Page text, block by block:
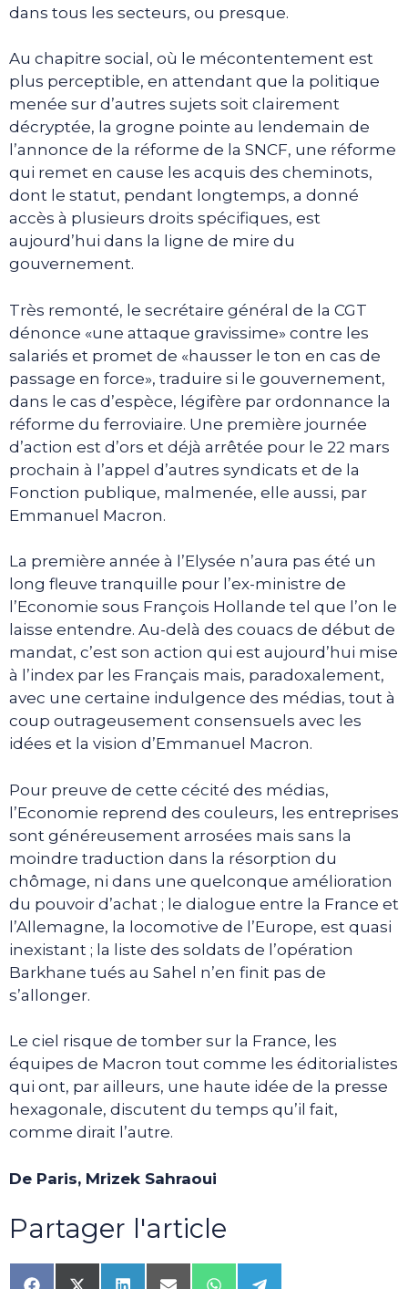
dans tous les secteurs, ou presque.
Au chapitre social, où le mécontentement est
plus perceptible, en attendant que la politique
menée sur d’autres sujets soit clairement
décryptée, la grogne pointe au lendemain de
l’annonce de la réforme de la SNCF, une réforme
qui remet en cause les acquis des cheminots,
dont le statut, pendant longtemps, a donné
accès à plusieurs droits spécifiques, est
aujourd’hui dans la ligne de mire du
gouvernement.
Très remonté, le secrétaire général de la CGT
dénonce «une attaque gravissime» contre les
salariés et promet de «hausser le ton en cas de
passage en force», traduire si le gouvernement,
dans le cas d’espèce, légifère par ordonnance la
réforme du ferroviaire. Une première journée
d’action est d’ors et déjà arrêtée pour le 22 mars
prochain à l’appel d’autres syndicats et de la
Fonction publique, malmenée, elle aussi, par
Emmanuel Macron.
La première année à l’Elysée n’aura pas été un
long fleuve tranquille pour l’ex-ministre de
l’Economie sous François Hollande tel que l’on le
laisse entendre. Au-delà des couacs de début de
mandat, c’est son action qui est aujourd’hui mise
à l’index par les Français mais, paradoxalement,
avec une certaine indulgence des médias, tout à
coup outrageusement consensuels avec les
idées et la vision d’Emmanuel Macron.
Pour preuve de cette cécité des médias,
l’Economie reprend des couleurs, les entreprises
sont généreusement arrosées mais sans la
moindre traduction dans la résorption du
chômage, ni dans une quelconque amélioration
du pouvoir d’achat ; le dialogue entre la France et
l’Allemagne, la locomotive de l’Europe, est quasi
inexistant ; la liste des soldats de l’opération
Barkhane tués au Sahel n’en finit pas de
s’allonger.
Le ciel risque de tomber sur la France, les
équipes de Macron tout comme les éditorialistes
qui ont, par ailleurs, une haute idée de la presse
hexagonale, discutent du temps qu’il fait,
comme dirait l’autre.
De Paris, Mrizek Sahraoui
Partager l'article